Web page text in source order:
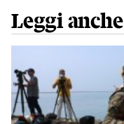
Leggi anche